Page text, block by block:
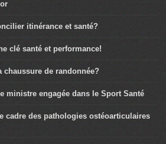
itinérance et santé?
clé santé et performance!
de randonnée?
ministre engagée dans le Sport Santé
cadre des pathologies ostéoarticulaires